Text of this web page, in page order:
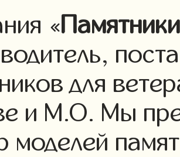
«Памятники
для
и М.О. Мы
моделей